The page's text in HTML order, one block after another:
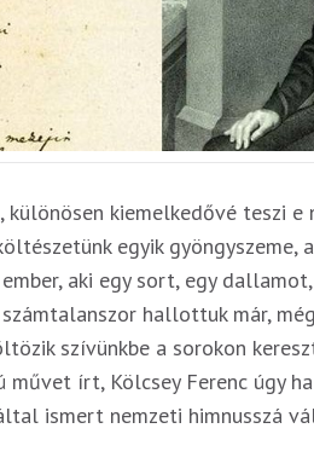
különösen kiemelkedővé teszi
egyik
aki egy sort, egy
hallottuk már,
szívünkbe a sorokon
írt, Kölcsey Ferenc úgy
ismert nemzeti himnusszá